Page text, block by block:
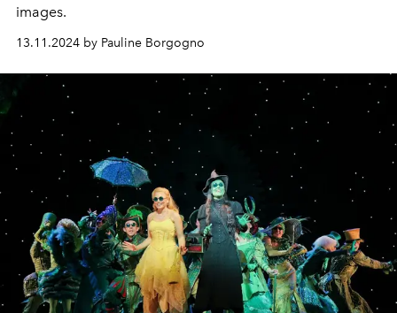
images.
13.11.2024 by Pauline Borgogno